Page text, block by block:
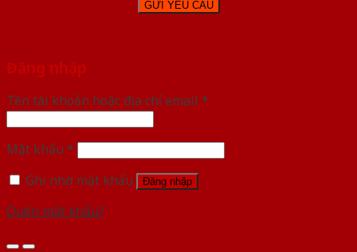
Đăng nhập
Tên tài khoản hoặc địa chỉ email *
Mật khẩu *
Ghi nhớ mật khẩu
Đăng nhập
Quên mật khẩu?